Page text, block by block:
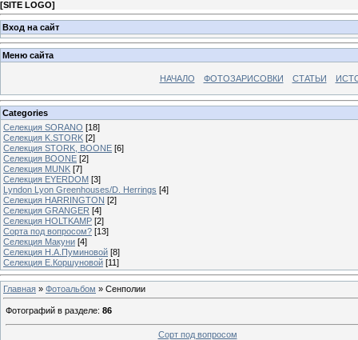
[SITE LOGO]
Вход на сайт
Меню сайта
НАЧАЛО ФОТОЗАРИСОВКИ СТАТЬИ
Categories
Селекция SORANO [18]
Селекция K.STORK [2]
Селекция STORK, BOONE [6]
Селекция BOONE [2]
Селекция MUNK [7]
Селекция EYERDOM [3]
Lyndon Lyon Greenhouses/D. Herrings [4]
Селекция HARRINGTON [2]
Селекция GRANGER [4]
Селекция HOLTKAMP [2]
Сорта под вопросом? [13]
Селекция Макуни [4]
Селекция Н.А.Пуминовой [8]
Селекция Е.Коршуновой [11]
Главная » Фотоальбом » Сенполии
Фотографий в разделе: 86
Сорт под вопросом